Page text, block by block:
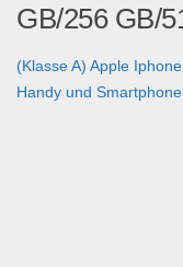
GB/256 GB/
(Klasse A) Apple Iphone
Handy und Smartphone